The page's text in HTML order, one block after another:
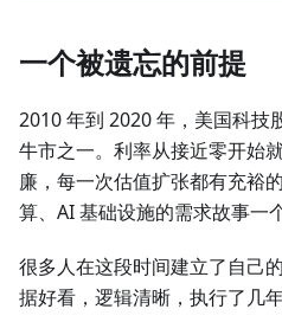
一个被遗忘的前提
2010 年到 2020 年，美国科技
牛市之一。利率从接近零开始
廉，每一次估值扩张都有充裕
算、AI 基础设施的需求故事一
很多人在这段时间建立了自己
据好看，逻辑清晰，执行了几